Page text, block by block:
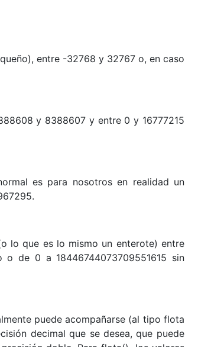
entre -32768 y 32767 o, en caso
y 8388607 y entre 0 y 16777215
es para nosotros en realidad un
lo que es lo mismo un enterote) entre
o de 0 a 18446744073709551615 sin
puede acompañarse (al tipo flota
decimal que se desea, que puede